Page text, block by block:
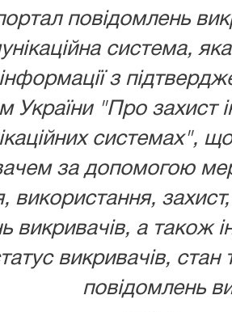
повідомлень
система,
з
України"Про захист
системах",
за допомогою
використання,
викривачів, а також
викривачів, стан
повідомлень